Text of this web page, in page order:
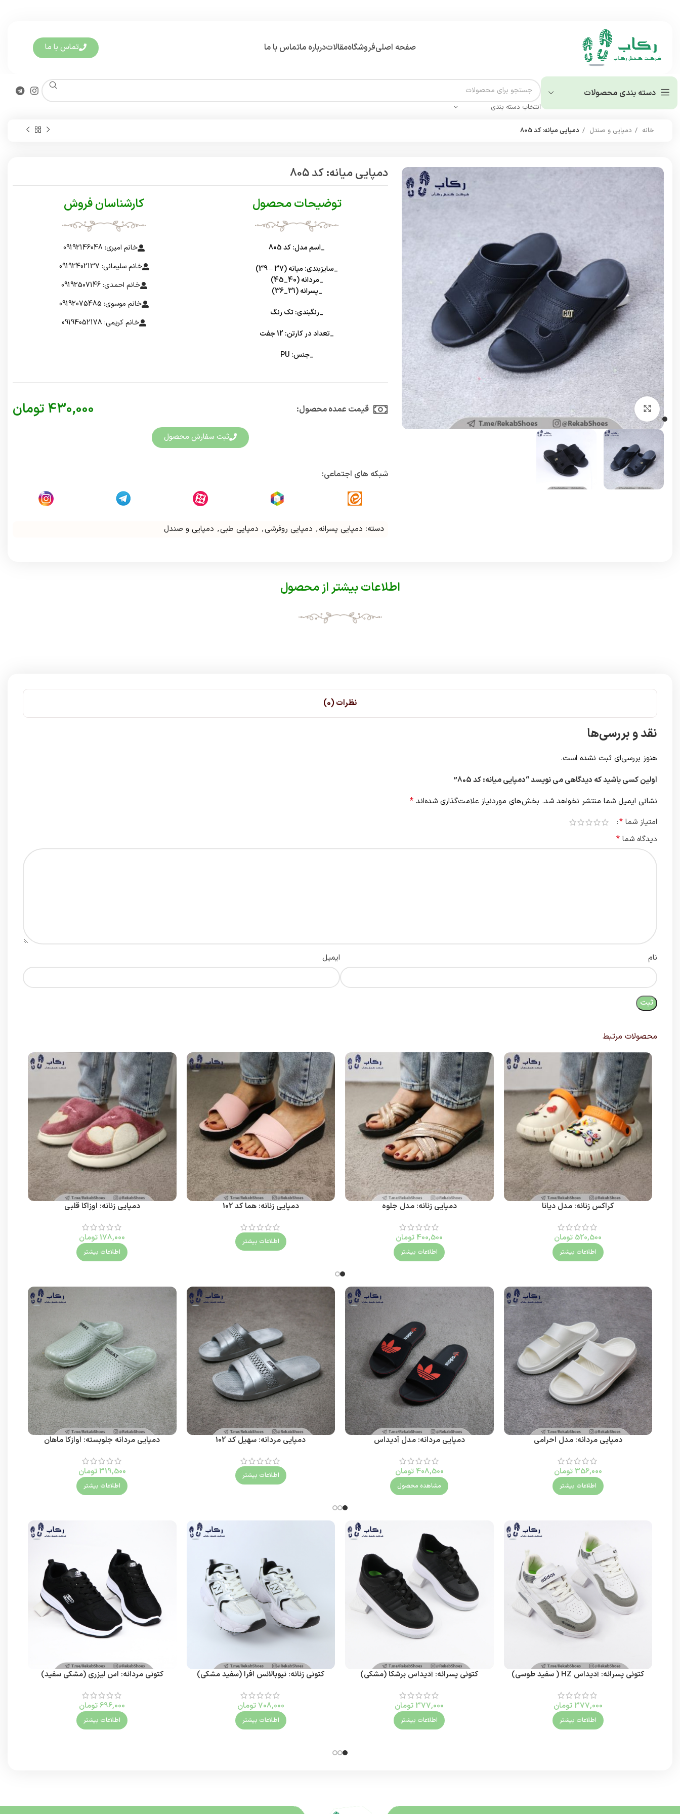
صفحه اصلیفروشگاهمقالاتدرباره ماتماس با ما تماس با ما
دسته بندی محصولات
انتخاب دسته بندی
خانه دمپایی و صندل دمپایی میانه: کد 805
برای بزرگنمایی کلیک کنید
دمپایی میانه: کد 805
توضیحات محصول
_اسم مدل: کد 805
_سایزبندی: میانه (37 – 39)
_مردانه (40_45)
_پسرانه (31_36)
_رنگبندی: تک رنگ
_تعداد در کارتن: 12 جفت
_جنس: PU
کارشناسان فروش
خانم امیری: 09192146048
خانم سلیمانی: 09192402137
خانم احمدی: 09192507146
خانم موسوی: 09192075485
خانم کریمی: 09194052178
قیمت عمده محصول:​ 430,000 تومان
ثبت سفارش محصول
شبکه های اجتماعی:
دسته: دمپایی پسرانه, دمپایی روفرشی, دمپایی طبی, دمپایی و صندل
اطلاعات بیشتر از محصول
نظرات (0)
نقد و بررسی‌ها
هنوز بررسی‌ای ثبت نشده است.
اولین کسی باشید که دیدگاهی می نویسد “دمپایی میانه: کد 805”
نشانی ایمیل شما منتشر نخواهد شد. بخش‌های موردنیاز علامت‌گذاری شده‌اند *
امتیاز شما *
دیدگاه شما *
نام ایمیل
محصولات مرتبط
کراکس زنانه: مدل دیانا
520,500 تومان
اطلاعات بیشتر
دمپایی زنانه: مدل جلوه
400,500 تومان
اطلاعات بیشتر
دمپایی زنانه: هما کد 102
اطلاعات بیشتر
دمپایی زنانه: اوزاکا قلبی
178,000تومان
اطلاعات بیشتر
دمپایی مردانه: مدل احرامی
356,000 تومان
اطلاعات بیشتر
دمپایی مردانه: مدل آدیداس
408,500 تومان
مشاهده محصول
دمپایی مردانه: سهیل کد 102
اطلاعات بیشتر
دمپایی مردانه جلوبسته: اوازکا ماهان
319,500 تومان
اطلاعات بیشتر
کتونی پسرانه: آدیداس HZ ( سفید طوسی)
377,000 تومان
اطلاعات بیشتر
کتونی پسرانه: آدیداس برشکا (مشکی)
377,000 تومان
اطلاعات بیشتر
کتونی زنانه: نیوبالانس افرا (سفید مشکی)
708,000تومان
اطلاعات بیشتر
کتونی مردانه: اس لیزری (مشکی سفید)
696,000تومان
اطلاعات بیشتر